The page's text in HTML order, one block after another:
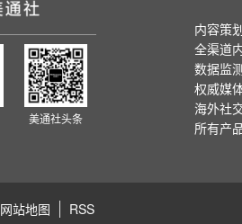
美通社头条
内容策
全渠道
数据监
权威媒
海外社
所有产
网站地图 RSS